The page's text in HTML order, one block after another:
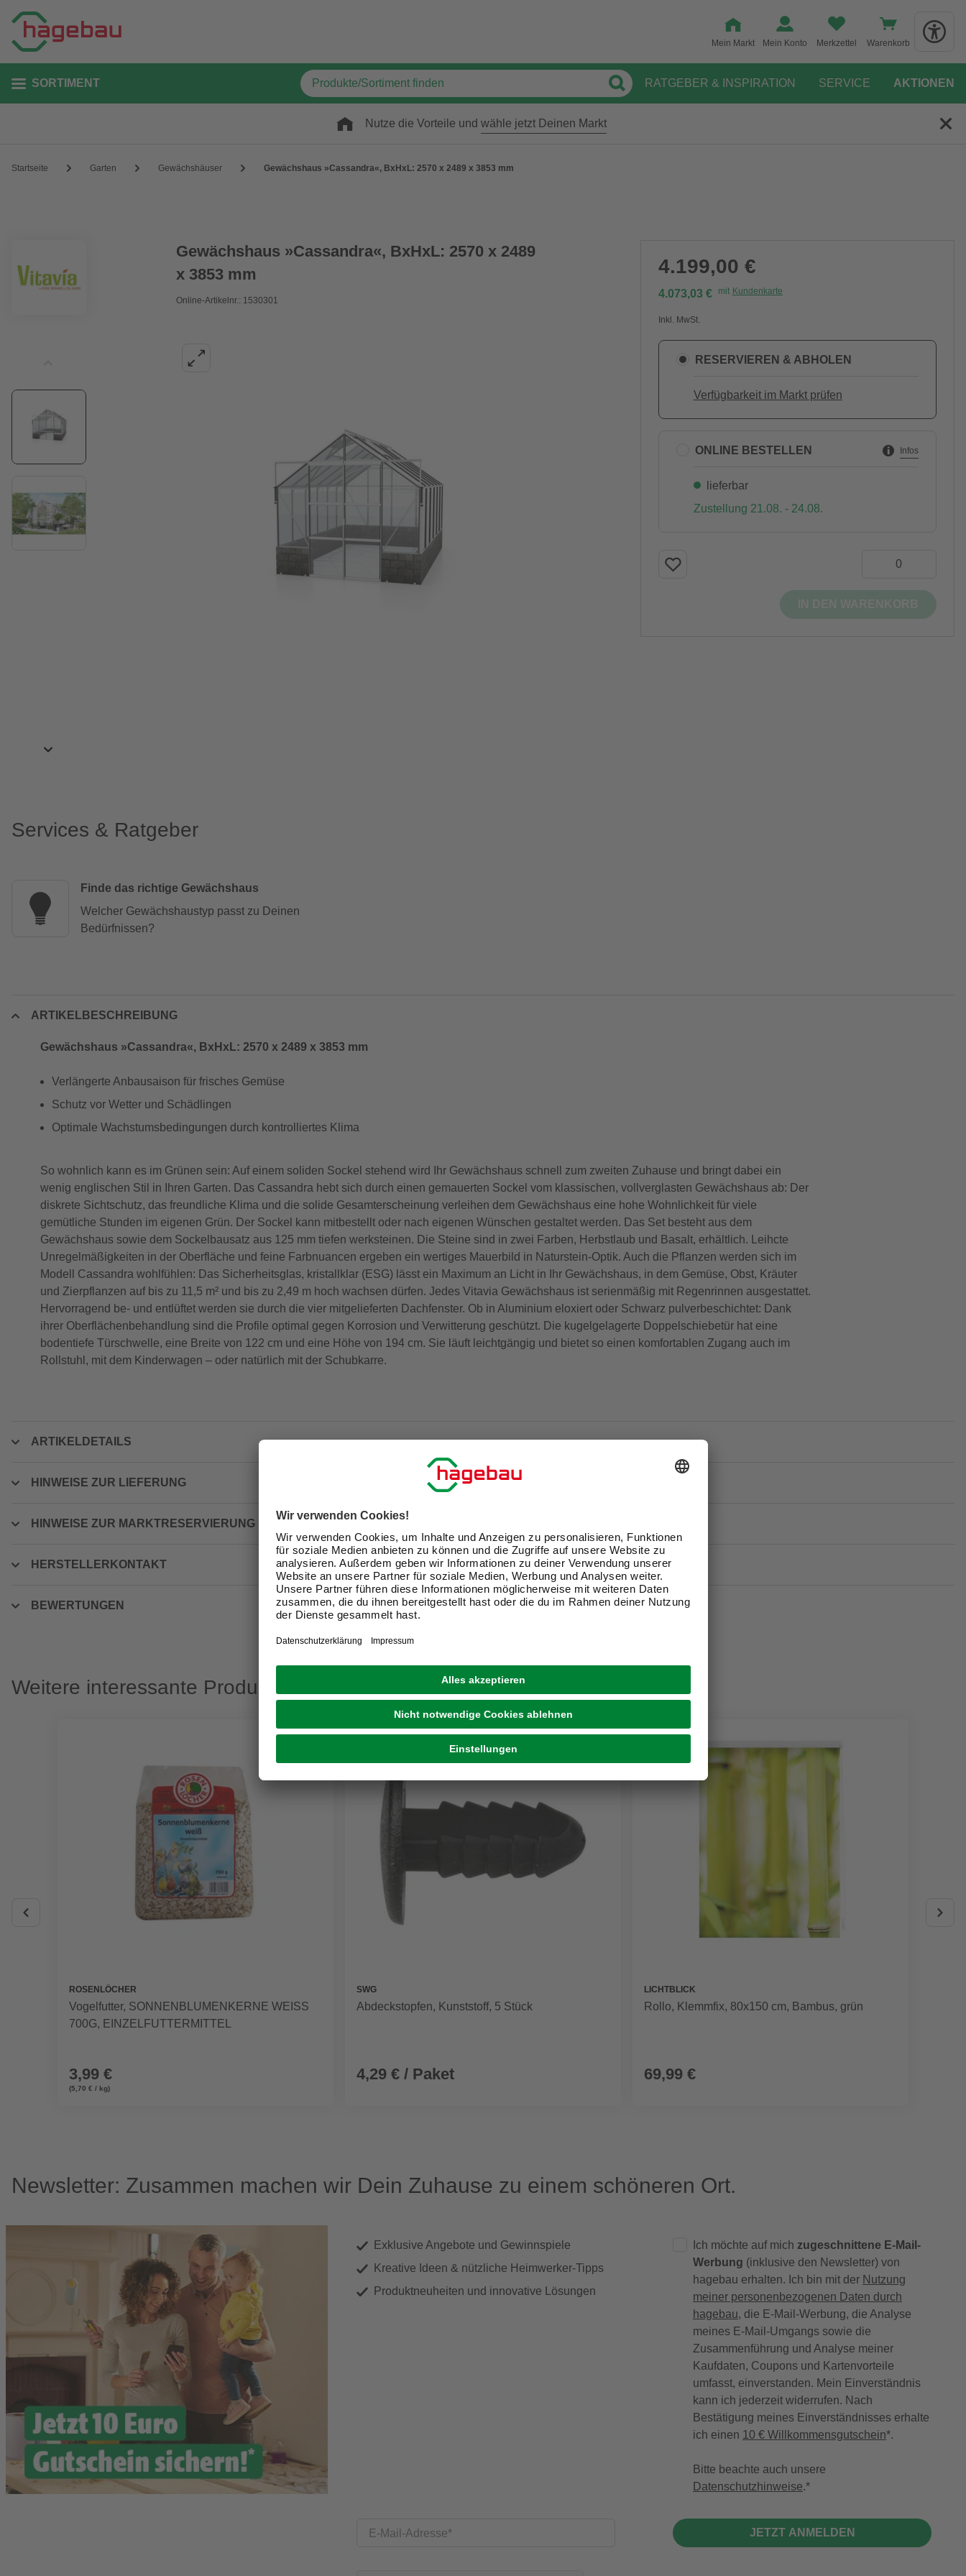
Mein Markt Mein Konto Merkzettel Warenkorb
SORTIMENT RATGEBER & INSPIRATION SERVICE AKTIONEN
Nutze die Vorteile und wähle jetzt Deinen Markt
Startseite Garten Gewächshäuser Gewächshaus »Cassandra«, BxHxL: 2570 x 2489 x 3853 mm
Gewächshaus »Cassandra«, BxHxL: 2570 x 2489
x 3853 mm
Online-Artikelnr.: 1530301
4.199,00 €
4.073,03 € mit Kundenkarte
Inkl. MwSt.
RESERVIEREN & ABHOLEN
Verfügbarkeit im Markt prüfen
ONLINE BESTELLEN Infos
lieferbar
Zustellung 21.08. - 24.08.
Services & Ratgeber
Finde das richtige Gewächshaus
Welcher Gewächshaustyp passt zu Deinen
Bedürfnissen?
ARTIKELBESCHREIBUNG
Gewächshaus »Cassandra«, BxHxL: 2570 x 2489 x 3853 mm
Verlängerte Anbausaison für frisches Gemüse
Schutz vor Wetter und Schädlingen
Optimale Wachstumsbedingungen durch kontrolliertes Klima
So wohnlich kann es im Grünen sein: Auf einem soliden Sockel stehend wird Ihr Gewächshaus schnell zum zweiten Zuhause und bringt dabei ein
wenig englischen Stil in Ihren Garten. Das Cassandra hebt sich durch einen gemauerten Sockel vom klassischen, vollverglasten Gewächshaus ab: Der
diskrete Sichtschutz, das freundliche Klima und die solide Gesamterscheinung verleihen dem Gewächshaus eine hohe Wohnlichkeit für viele
gemütliche Stunden im eigenen Grün. Der Sockel kann mitbestellt oder nach eigenen Wünschen gestaltet werden. Das Set besteht aus dem
Gewächshaus sowie dem Sockelbausatz aus 125 mm tiefen werksteinen. Die Steine sind in zwei Farben, Herbstlaub und Basalt, erhältlich. Leihcte
Unregelmäßigkeiten in der Oberfläche und feine Farbnuancen ergeben ein wertiges Mauerbild in Naturstein-Optik. Auch die Pflanzen werden sich im
Modell Cassandra wohlfühlen: Das Sicherheitsglas, kristallklar (ESG) lässt ein Maximum an Licht in Ihr Gewächshaus, in dem Gemüse, Obst, Kräuter
und Zierpflanzen auf bis zu 11,5 m² und bis zu 2,49 m hoch wachsen dürfen. Jedes Vitavia Gewächshaus ist serienmäßig mit Regenrinnen ausgestattet.
Hervorragend be- und entlüftet werden sie durch die vier mitgelieferten Dachfenster. Ob in Aluminium eloxiert oder Schwarz pulverbeschichtet: Dank
ihrer Oberflächenbehandlung sind die Profile optimal gegen Korrosion und Verwitterung geschützt. Die kugelgelagerte Doppelschiebetür hat eine
bodentiefe Türschwelle, eine Breite von 122 cm und eine Höhe von 194 cm. Sie läuft leichtgängig und bietet so einen komfortablen Zugang auch im
Rollstuhl, mit dem Kinderwagen – oder natürlich mit der Schubkarre.
ARTIKELDETAILS
HINWEISE ZUR LIEFERUNG
HINWEISE ZUR MARKTRESERVIERUNG
HERSTELLERKONTAKT
BEWERTUNGEN
Weitere interessante Produkte
ROSENLÖCHER
Vogelfutter, SONNENBLUMENKERNE WEISS
700G, EINZELFUTTERMITTEL
3,99 €
(5,70 € / kg)
SWG
Abdeckstopfen, Kunststoff, 5 Stück
4,29 € / Paket
LICHTBLICK
Rollo, ‎‎Klemmfix, 80x150 cm‎‎, Bambus, grün
69,99 €
Newsletter: Zusammen machen wir Dein Zuhause zu einem schöneren Ort.
Exklusive Angebote und Gewinnspiele
Kreative Ideen & nützliche Heimwerker-Tipps
Produktneuheiten und innovative Lösungen
E-Mail-Adresse
Ich möchte auf mich zugeschnittene E-Mail-
Werbung (inklusive den Newsletter) von
hagebau erhalten. Ich bin mit der Nutzung
meiner personenbezogenen Daten durch
hagebau, die E-Mail-Werbung, die Analyse
meines E-Mail-Umgangs sowie die
Zusammenführung und Analyse meiner
Kaufdaten, Coupons und Kartenvorteile
umfasst, einverstanden. Mein Einverständnis
kann ich jederzeit widerrufen. Nach
Bestätigung meines Einverständnisses erhalte
ich einen 10 € Willkommensgutschein*.
Bitte beachte auch unsere
Datenschutzhinweise.
JETZT ANMELDEN